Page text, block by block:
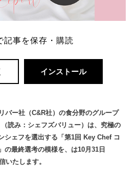
記事を保存・購読
インストール
バー社（C&R社）の食分野のグループ
読み：シェフズバリュー）は、究極の
シェフを選出する「第1回 Key Chef コ
の最終選考の模様を、は10月31日
いたします。